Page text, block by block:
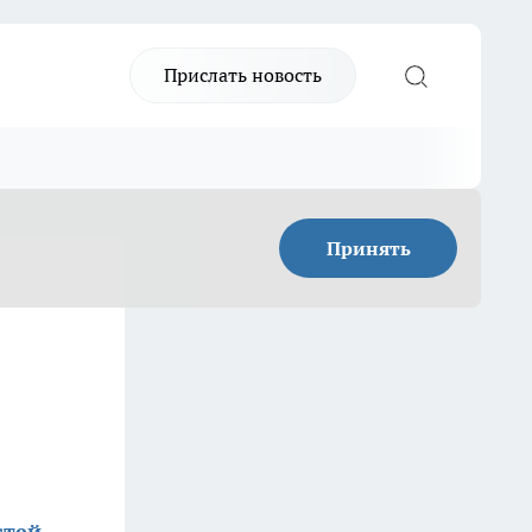
Прислать новость
Принять